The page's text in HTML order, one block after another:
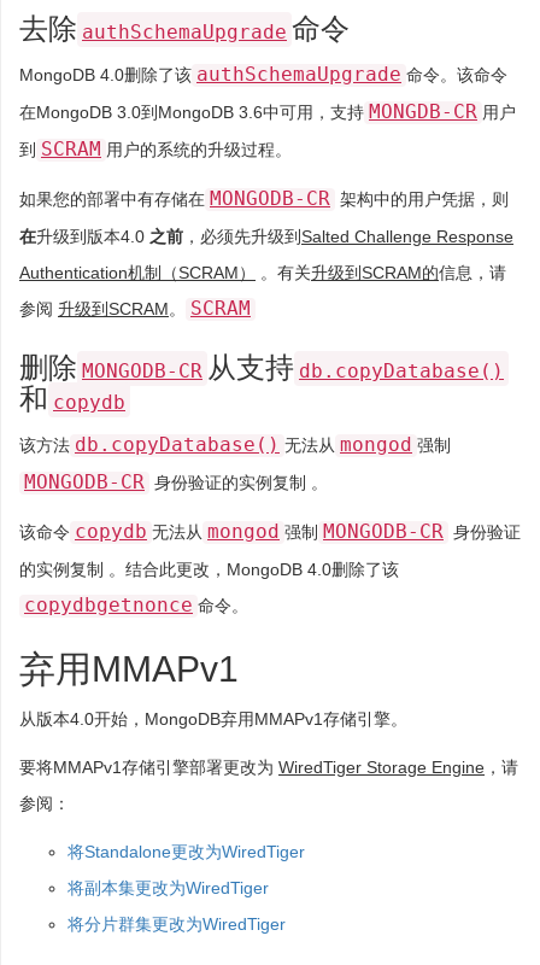
去除 authSchemaUpgrade 命令
MongoDB 4.0删除了该 authSchemaUpgrade 命令。该命令
在MongoDB 3.0到MongoDB 3.6中可用，支持 MONGDB-CR 用户
到 SCRAM 用户的系统的升级过程。
如果您的部署中有存储在 MONGODB-CR 架构中的用户凭据，则
在升级到版本4.0 之前 ，必须先升级到Salted Challenge Response
Authentication机制（SCRAM）
。有关升级到SCRAM的信息，请
参阅 升级到SCRAM。 SCRAM
删除 MONGODB-CR 从支持 db.copyDatabase()
和 copydb
该方法 db.copyDatabase() 无法从 mongod 强制
MONGODB-CR 身份验证的实例复制 。
该命令 copydb 无法从 mongod 强制 MONGODB-CR 身份验证
的实例复制 。结合此更改，MongoDB 4.0删除了该
copydbgetnonce 命令。
弃用MMAPv1
从版本4.0开始，MongoDB弃用MMAPv1存储引擎。
要将MMAPv1存储引擎部署更改为 WiredTiger Storage Engine ，请
参阅：
将Standalone更改为WiredTiger
将副本集更改为WiredTiger
将分片群集更改为WiredTiger